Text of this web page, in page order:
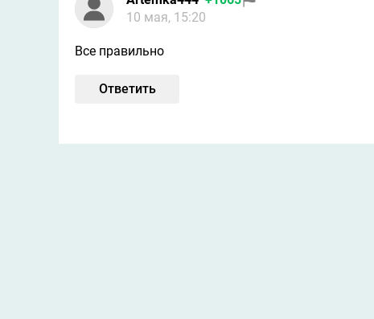
10 мая, 15:20
Все правильно
Ответить